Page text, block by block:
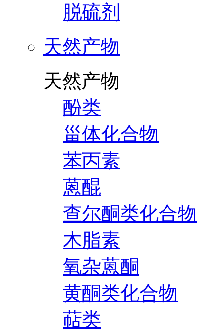
脱硫剂
天然产物
天然产物
酚类
甾体化合物
苯丙素
蒽醌
查尔酮类化合物
木脂素
氧杂蒽酮
黄酮类化合物
萜类